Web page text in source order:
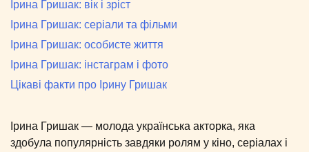
Ірина Гришак: вік і зріст
Ірина Гришак: серіали та фільми
Ірина Гришак: особисте життя
Ірина Гришак: інстаграм і фото
Цікаві факти про Ірину Гришак
Ірина Гришак — молода українська акторка, яка
здобула популярність завдяки ролям у кіно, серіалах і